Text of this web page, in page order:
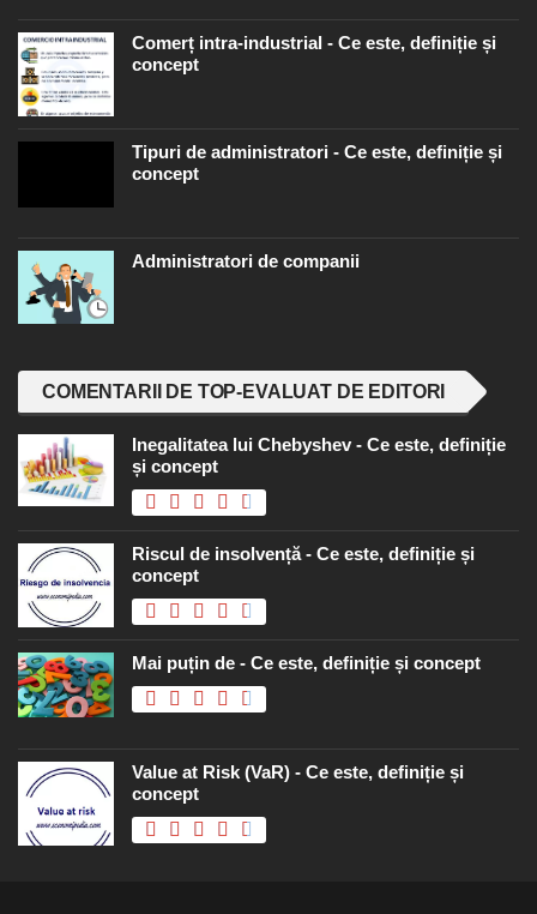
Comerț intra-industrial - Ce este, definiție și
concept
Tipuri de administratori - Ce este, definiție și
concept
Administratori de companii
COMENTARII DE TOP-EVALUAT DE EDITORI
Inegalitatea lui Chebyshev - Ce este, definiție
și concept
Riscul de insolvență - Ce este, definiție și
concept
Mai puțin de - Ce este, definiție și concept
Value at Risk (VaR) - Ce este, definiție și
concept